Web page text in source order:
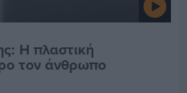
Η πλαστική
τον άνθρωπο